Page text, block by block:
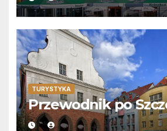
TURYSTYKA
Przewodnik po